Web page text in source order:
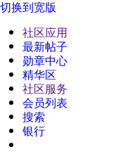
切换到宽版
社区应用
最新帖子
勋章中心
精华区
社区服务
会员列表
搜索
银行